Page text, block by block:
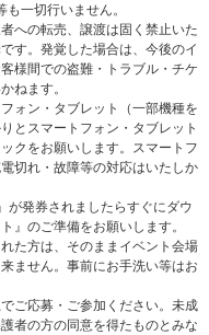
択してご購入ください。通常商
ますのでご注意ください。
お支払い方法の変更、商品の変
で、あらかじめご了承くださ
回盤A、初回盤B、通常盤、初
3形態セット、8形態セットの
済完了）と同時に自動エント
ざいません。
、応募回数の制限はございま
ただけます。
た応募口数になります。（3形
）
記載のある商品を選んでご購入
募抽選の対象にはなりません。
一切行いません。
への転売、譲渡は固く禁止いた
す。発覚した場合は、今後のイ
様間での盗難・トラブル・チケ
ねます。
ォン・タブレット（一部機種を
とスマートフォン・タブレット
クをお願いします。スマートフ
切れ・故障等の対応はいたしか
が発券されましたらすぐにダウ
』のご準備をお願いします。
た方は、そのままイベント会場
ません。事前にお手洗い等はお
ご応募・ご参加ください。未成
者の方の同意を得たものとみな